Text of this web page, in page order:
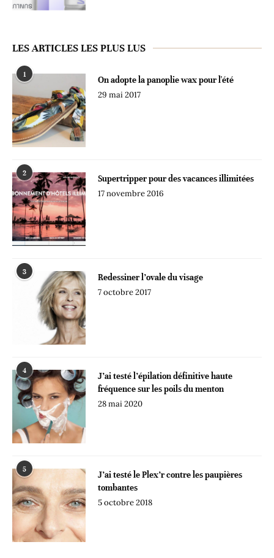
LES ARTICLES LES PLUS LUS
1
On adopte la panoplie wax pour l'été
29 mai 2017
2
Supertripper pour des vacances illimitées
17 novembre 2016
3
Redessiner l’ovale du visage
7 octobre 2017
4
J’ai testé l’épilation définitive haute
fréquence sur les poils du menton
28 mai 2020
5
J’ai testé le Plex’r contre les paupières
tombantes
5 octobre 2018